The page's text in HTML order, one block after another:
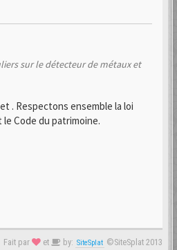
sur le détecteur de métaux et
. Respectons ensemble la loi
le Code du patrimoine.
Fait par et by: SiteSplat ©SiteSplat 2013